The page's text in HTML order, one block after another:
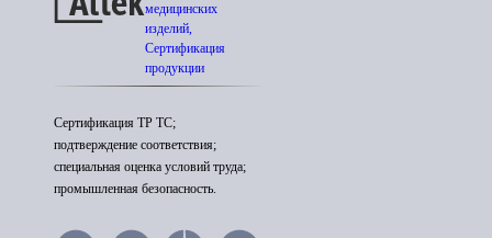
медицинских
изделий,
Сертификация
продукции
Сертификация ТР ТС;
подтверждение соответствия;
специальная оценка условий труда;
промышленная безопасность.